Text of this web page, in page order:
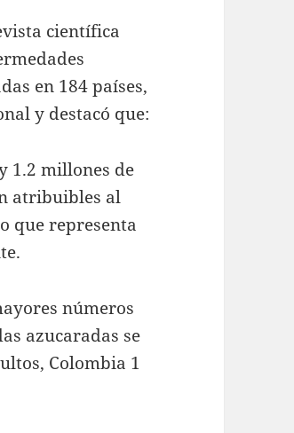
científica
en 184 países,
y destacó que:
1.2 millones de
atribuibles al
que representa
números
azucaradas se
Colombia 1